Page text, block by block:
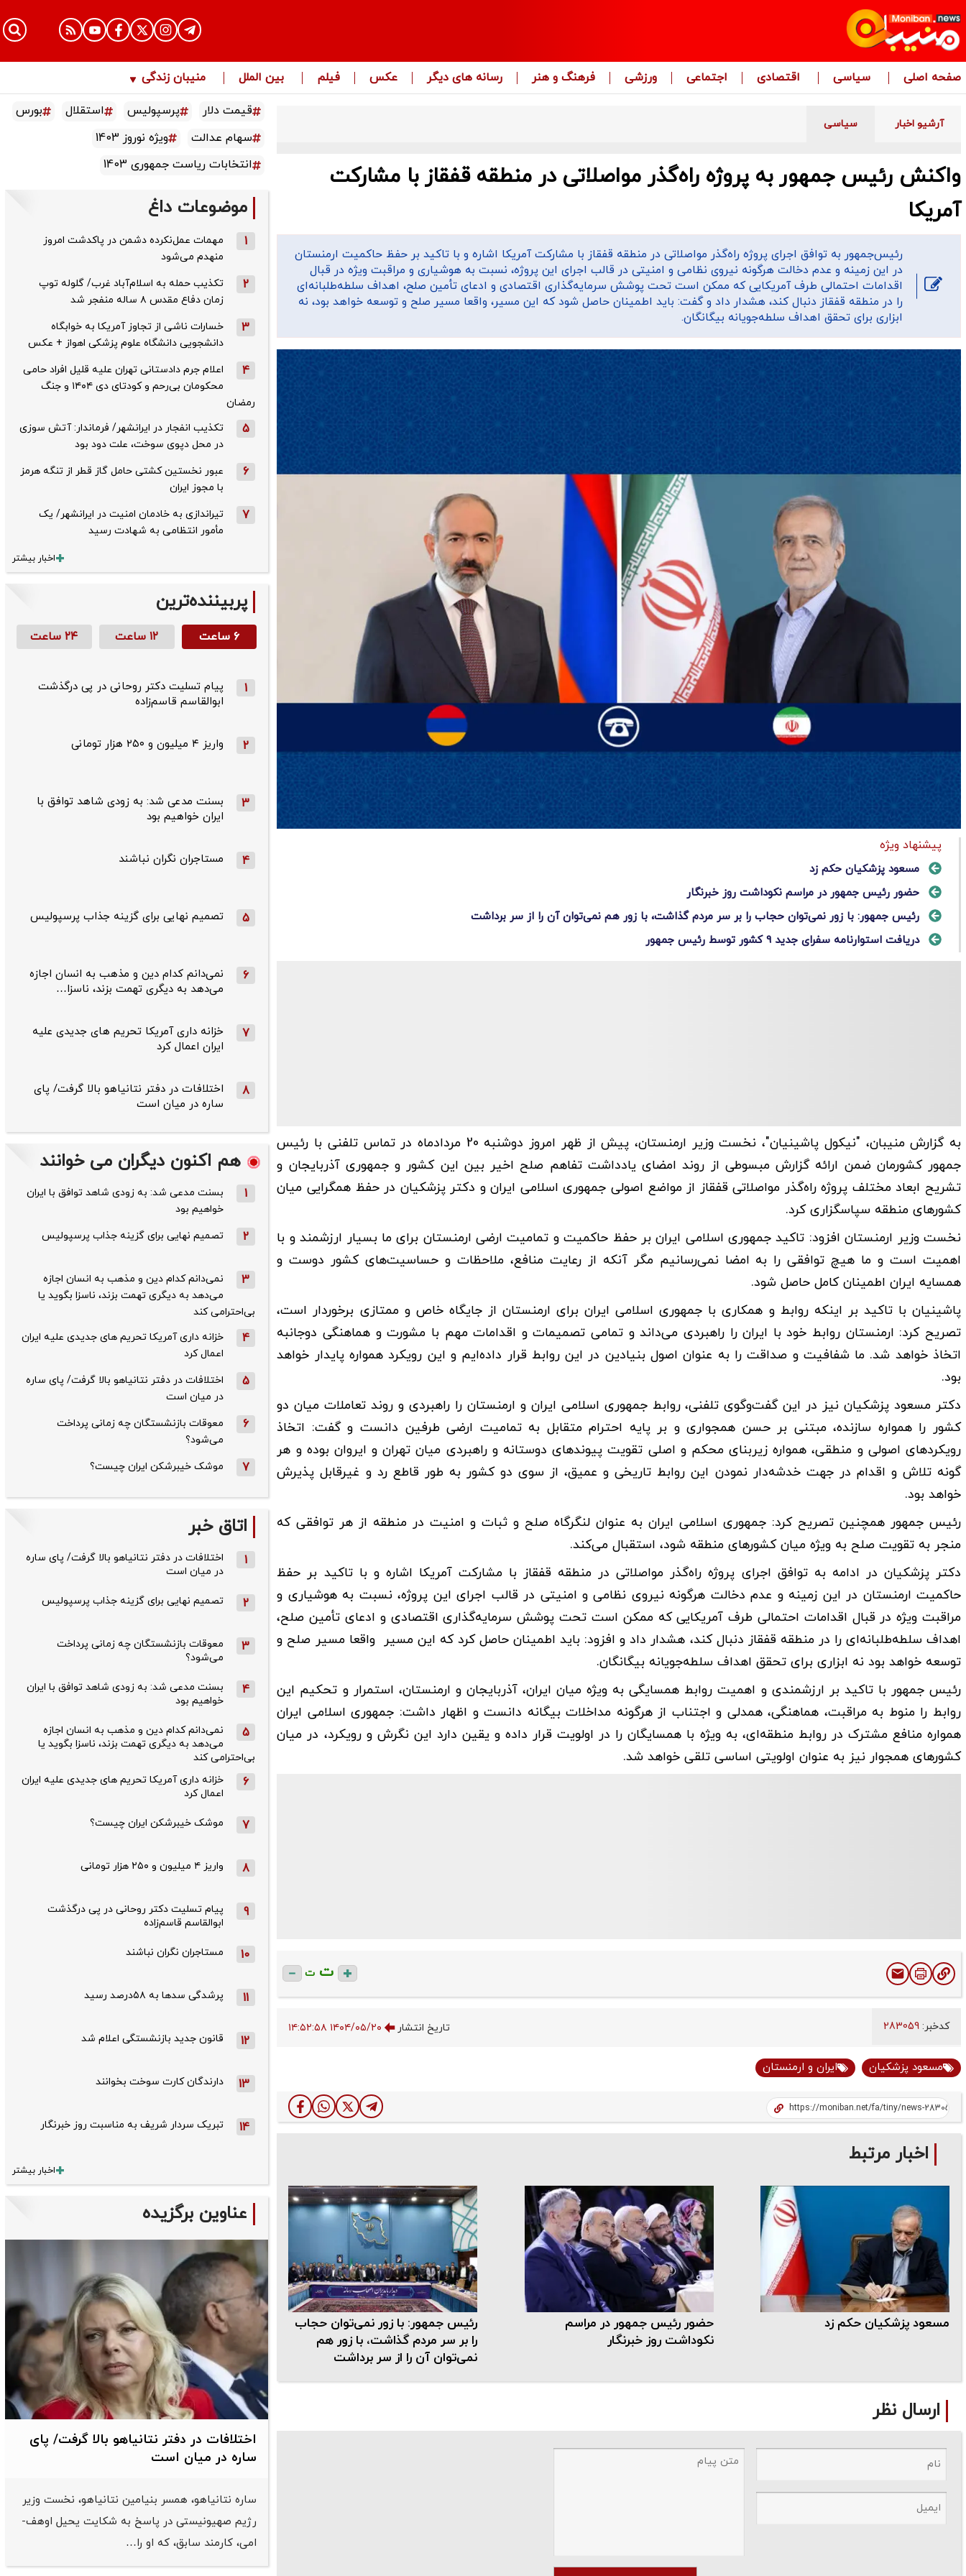
صفحه اصلی سیاسی اقتصادی اجتماعی ورزشی فرهنگ و هنر رسانه های دیگر عکس فیلم بین الملل منیبان زندگی
آرشیو اخبار سیاسی
واکنش رئیس جمهور به پروژه راه‌گذر مواصلاتی در منطقه قفقاز با مشارکت
آمریکا
رئیس‌جمهور به توافق اجرای پروژه راه‌گذر مواصلاتی در منطقه قفقاز با مشارکت آمریکا اشاره و با تاکید بر حفظ حاکمیت ارمنستان
در این زمینه و عدم دخالت هرگونه نیروی نظامی و امنیتی در قالب اجرای این پروژه، نسبت به هوشیاری و مراقبت ویژه در قبال
اقدامات احتمالی طرف آمریکایی که ممکن است تحت پوشش سرمایه‌گذاری اقتصادی و ادعای تأمین صلح، اهداف سلطه‌طلبانه‌ای
را در منطقه قفقاز دنبال کند، هشدار داد و گفت: باید اطمینان حاصل شود که این مسیر، واقعا مسیر صلح و توسعه خواهد بود، نه
ابزاری برای تحقق اهداف سلطه‌جویانه بیگانگان.
پیشنهاد ویژه
مسعود پزشکیان حکم زد
حضور رئیس جمهور در مراسم نکوداشت روز خبرنگار
رئیس جمهور: با زور نمی‌توان حجاب را بر سر مردم گذاشت، با زور هم نمی‌توان آن را از سر برداشت
دریافت استوارنامه سفرای جدید 9 کشور توسط رئیس جمهور
به گزارش منیبان، "نیکول پاشینیان"، نخست وزیر ارمنستان، پیش از ظهر امروز دوشنبه 20 مردادماه در تماس تلفنی با رئیس
جمهور کشورمان ضمن ارائه گزارش مبسوطی از روند امضای یادداشت تفاهم صلح اخیر بین این کشور و جمهوری آذربایجان و
تشریح ابعاد مختلف پروژه راه‌گذر مواصلاتی قفقاز از مواضع اصولی جمهوری اسلامی ایران و دکتر پزشکیان در حفظ همگرایی میان
کشورهای منطقه سپاسگزاری کرد.
نخست وزیر ارمنستان افزود: تاکید جمهوری اسلامی ایران بر حفظ حاکمیت و تمامیت ارضی ارمنستان برای ما بسیار ارزشمند و با
اهمیت است و ما هیچ توافقی را به امضا نمی‌رسانیم مگر آنکه از رعایت منافع، ملاحظات و حساسیت‌های کشور دوست و
همسایه ایران اطمینان کامل حاصل شود.
پاشینیان با تاکید بر اینکه روابط و همکاری با جمهوری اسلامی ایران برای ارمنستان از جایگاه خاص و ممتازی برخوردار است،
تصریح کرد: ارمنستان روابط خود با ایران را راهبردی می‌داند و تمامی تصمیمات و اقدامات مهم با مشورت و هماهنگی دوجانبه
اتخاذ خواهد شد. ما شفافیت و صداقت را به عنوان اصول بنیادین در این روابط قرار داده‌ایم و این رویکرد همواره پایدار خواهد
بود.
دکتر مسعود پزشکیان نیز در این گفت‌وگوی تلفنی، روابط جمهوری اسلامی ایران و ارمنستان را راهبردی و روند تعاملات میان دو
کشور را همواره سازنده، مبتنی بر حسن همجواری و بر پایه احترام متقابل به تمامیت ارضی طرفین دانست و گفت‌: اتخاذ
رویکردهای اصولی و منطقی، همواره زیربنای محکم و اصلی تقویت پیوندهای دوستانه و راهبردی میان تهران و ایروان بوده و هر
گونه تلاش و اقدام در جهت خدشه‌دار نمودن این روابط تاریخی و عمیق، از سوی دو کشور به طور قاطع رد و غیرقابل پذیرش
خواهد بود.
رئیس جمهور همچنین تصریح کرد: جمهوری اسلامی ایران به عنوان لنگرگاه صلح و ثبات و امنیت در منطقه از هر توافقی که
منجر به تقویت صلح به ویژه میان کشورهای منطقه شود، استقبال می‌کند.
دکتر پزشکیان در ادامه به توافق اجرای پروژه راه‌گذر مواصلاتی در منطقه قفقاز با مشارکت آمریکا اشاره و با تاکید بر حفظ
حاکمیت ارمنستان در این زمینه و عدم دخالت هرگونه نیروی نظامی و امنیتی در قالب اجرای این پروژه، نسبت به هوشیاری و
مراقبت ویژه در قبال اقدامات احتمالی طرف آمریکایی که ممکن است تحت پوشش سرمایه‌گذاری اقتصادی و ادعای تأمین صلح،
اهداف سلطه‌طلبانه‌ای را در منطقه قفقاز دنبال کند، هشدار داد و افزود: باید اطمینان حاصل کرد که این مسیر واقعا مسیر صلح و
توسعه خواهد بود نه ابزاری برای تحقق اهداف سلطه‌جویانه بیگانگان.
رئیس جمهور با تاکید بر ارزشمندی و اهمیت روابط همسایگی به ویژه میان ایران، آذربایجان و ارمنستان، استمرار و تحکیم این
روابط را منوط به مراقبت، هماهنگی، همدلی و اجتناب از هرگونه مداخلات بیگانه دانست و اظهار داشت:‌ جمهوری اسلامی ایران
همواره منافع مشترک در روابط منطقه‌ای، به ویژه با همسایگان را در اولویت قرار داده و یقین دارد این نگرش و رویکرد، در میان
کشورهای همجوار نیز به عنوان اولویتی اساسی تلقی خواهد شد.
ت ت
کدخبر: تاریخ انتشار ۱۴۰۴/۰۵/۲۰ ۱۴:۵۲:۵۸
مسعود پزشکیان ایران و ارمنستان
اخبار مرتبط
مسعود پزشکیان حکم زد
حضور رئیس جمهور در مراسم
نکوداشت روز خبرنگار
رئیس جمهور: با زور نمی‌توان حجاب
را بر سر مردم گذاشت، با زور هم
نمی‌توان آن را از سر برداشت
ارسال نظر
قیمت دلار پرسپولیس استقلال
بورس
سهام عدالت
ویژه نوروز 1403
انتخابات ریاست جمهوری 1403
موضوعات داغ
1
مهمات عمل‌نکرده دشمن در پاکدشت امروز
منهدم می‌شود
2
تکذیب حمله به اسلام‌آباد غرب/ گلوله توپ
زمان دفاع مقدس ۸ ساله منفجر شد
3
خسارات ناشی از تجاوز آمریکا به خوابگاه
دانشجویی دانشگاه علوم پزشکی اهواز + عکس
4
اعلام جرم دادستانی تهران علیه قلیل افراد حامی
محکومان بی‌رحم و کودتای دی‌ ۱۴۰۴ و جنگ
رمضان
5
تکذیب ‌انفجار در ایرانشهر/ فرماندار: آتش سوزی
در محل دپوی سوخت، علت دود بود
6
عبور نخستین کشتی حامل گاز قطر از تنگه هرمز
با مجوز ایران
7
تیراندازی به خادمان امنیت در ایرانشهر/ یک
مأمور انتظامی به شهادت رسید
اخبار بیشتر
پربیننده‌ترین
۶ ساعت ۱۲ ساعت ۲۴ ساعت
1
پیام تسلیت دکتر روحانی در پی درگذشت
ابوالقاسم قاسم‌زاده
2 واریز ۴ میلیون و ۲۵۰ هزار تومانی
3
بسنت مدعی شد: به زودی شاهد توافق با
ایران خواهیم بود
4 مستاجران نگران نباشند
5 تصمیم نهایی برای گزینه جذاب پرسپولیس
6
نمی‌دانم کدام دین و مذهب به انسان اجازه
می‌دهد به دیگری تهمت بزند، ناسزا…
7
خزانه داری آمریکا تحریم های جدیدی علیه
ایران اعمال کرد
8
اختلافات در دفتر نتانیاهو بالا گرفت/ پای
ساره در میان است
هم اکنون دیگران می خوانند
1
بسنت مدعی شد: به زودی شاهد توافق با ایران
خواهیم بود
2 تصمیم نهایی برای گزینه جذاب پرسپولیس
3
نمی‌دانم کدام دین و مذهب به انسان اجازه
می‌دهد به دیگری تهمت بزند، ناسزا بگوید یا
بی‌احترامی کند
4
خزانه داری آمریکا تحریم های جدیدی علیه ایران
اعمال کرد
5
اختلافات در دفتر نتانیاهو بالا گرفت/ پای ساره
در میان است
6
معوقات بازنشستگان چه زمانی پرداخت
می‌شود؟
7 موشک خیبرشکن ایران چیست؟
اتاق خبر
1
اختلافات در دفتر نتانیاهو بالا گرفت/ پای ساره
در میان است
2 تصمیم نهایی برای گزینه جذاب پرسپولیس
3
معوقات بازنشستگان چه زمانی پرداخت
می‌شود؟
4
بسنت مدعی شد: به زودی شاهد توافق با ایران
خواهیم بود
5
نمی‌دانم کدام دین و مذهب به انسان اجازه
می‌دهد به دیگری تهمت بزند، ناسزا بگوید یا
بی‌احترامی کند
6
خزانه داری آمریکا تحریم های جدیدی علیه ایران
اعمال کرد
7 موشک خیبرشکن ایران چیست؟
8 واریز ۴ میلیون و ۲۵۰ هزار تومانی
9
پیام تسلیت دکتر روحانی در پی درگذشت
ابوالقاسم قاسم‌زاده
10 مستاجران نگران نباشند
11 پرشدگی سدها به ۵۸درصد رسید
12 قانون جدید بازنشستگی اعلام شد
13 دارندگان کارت سوخت بخوانند
14 تبریک سردار شریف به مناسبت روز خبرنگار
اخبار بیشتر
عناوین برگزیده
اختلافات در دفتر نتانیاهو بالا گرفت/ پای
ساره در میان است
ساره نتانیاهو، همسر بنیامین نتانیاهو، نخست وزیر
رژیم صهیونیستی در پاسخ به شکایت یحیل اوهف-
امی، کارمند سابق، که او را…